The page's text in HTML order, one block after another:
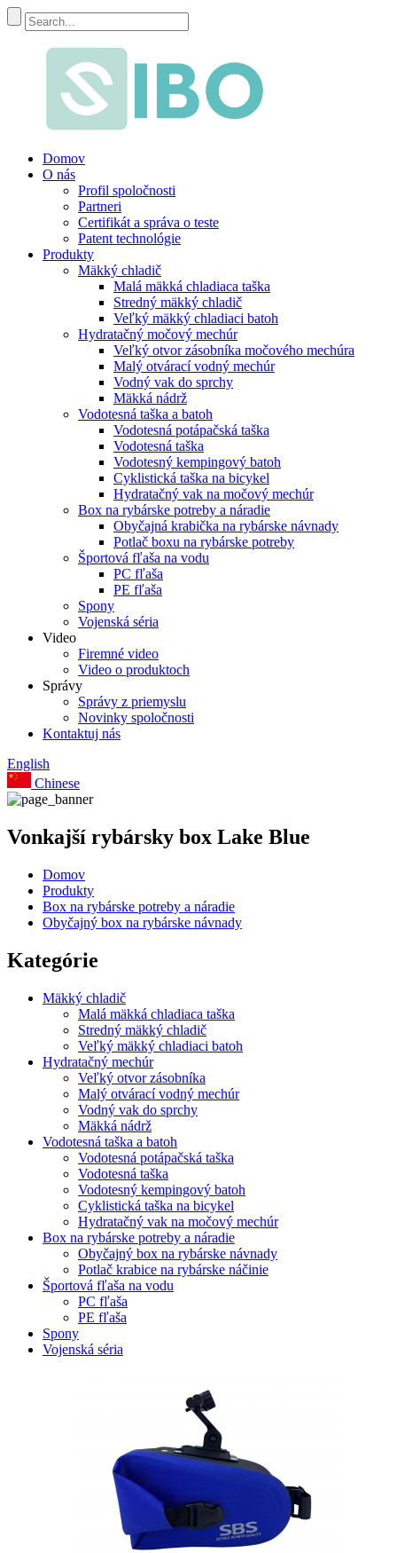
Domov
O nás
Profil spoločnosti
Partneri
Certifikát a správa o teste
Patent technológie
Produkty
Mäkký chladič
Malá mäkká chladiaca taška
Stredný mäkký chladič
Veľký mäkký chladiaci batoh
Hydratačný močový mechúr
Veľký otvor zásobníka močového mechúra
Malý otvárací vodný mechúr
Vodný vak do sprchy
Mäkká nádrž
Vodotesná taška a batoh
Vodotesná potápačská taška
Vodotesná taška
Vodotesný kempingový batoh
Cyklistická taška na bicykel
Hydratačný vak na močový mechúr
Box na rybárske potreby a náradie
Obyčajná krabička na rybárske návnady
Potlač boxu na rybárske potreby
Športová fľaša na vodu
PC fľaša
PE fľaša
Spony
Vojenská séria
Video
Firemné video
Video o produktoch
Správy
Správy z priemyslu
Novinky spoločnosti
Kontaktuj nás
English
Chinese
Vonkajší rybársky box Lake Blue
Domov
Produkty
Box na rybárske potreby a náradie
Obyčajný box na rybárske návnady
Kategórie
Mäkký chladič
Malá mäkká chladiaca taška
Stredný mäkký chladič
Veľký mäkký chladiaci batoh
Hydratačný mechúr
Veľký otvor zásobníka
Malý otvárací vodný mechúr
Vodný vak do sprchy
Mäkká nádrž
Vodotesná taška a batoh
Vodotesná potápačská taška
Vodotesná taška
Vodotesný kempingový batoh
Cyklistická taška na bicykel
Hydratačný vak na močový mechúr
Box na rybárske potreby a náradie
Obyčajný box na rybárske návnady
Potlač krabice na rybárske náčinie
Športová fľaša na vodu
PC fľaša
PE fľaša
Spony
Vojenská séria